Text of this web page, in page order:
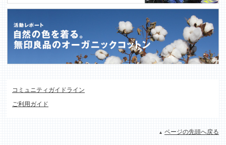
コミュニティガイドライン
ご利用ガイド
ページの先頭へ戻る